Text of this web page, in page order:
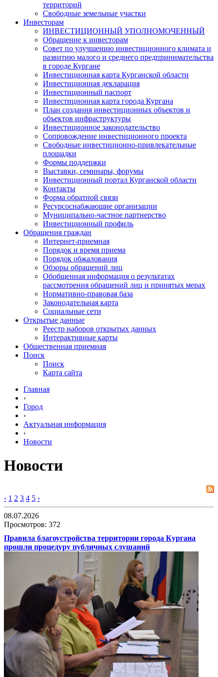
территорий
Свободные земельные участки
Инвесторам
ИНВЕСТИЦИОННЫЙ УПОЛНОМОЧЕННЫЙ
Обращение к инвесторам
Совет по улучшению инвестиционного климата и
развитию малого и среднего предпринимательства
в городе Кургане
Инвестиционная карта Курганской области
Инвестиционная декларация
Инвестиционный паспорт
Инвестиционная карта города Кургана
План создания инвестиционных объектов и
объектов инфраструктуры
Инвестиционное законодательство
Сопровождение инвестиционного проекта
Свободные инвестиционно-привлекательные
площадки
Формы поддержки
Выставки, семинары, форумы
Инвестиционный портал Курганской области
Контакты
Форма обратной связи
Ресурсоснабжающие организации
Муниципально-частное партнерство
Инвестиционный профиль
Обращения граждан
Интернет-приемная
Порядок и время приема
Порядок обжалования
Обзоры обращений лиц
Обобщенная информация о результатах
рассмотрения обращений лиц и принятых мерах
Нормативно-правовая база
Законодательная карта
Социальные сети
Открытые данные
Реестр наборов открытых данных
Интерактивные карты
Общественная приемная
Поиск
Поиск
Карта сайта
Главная
›
Город
›
Актуальная информация
›
Новости
Новости
‹ 1 2 3 4 5 ›
08.07.2026
Просмотров: 372
Правила благоустройства территории города Кургана
прошли процедуру публичных слушаний